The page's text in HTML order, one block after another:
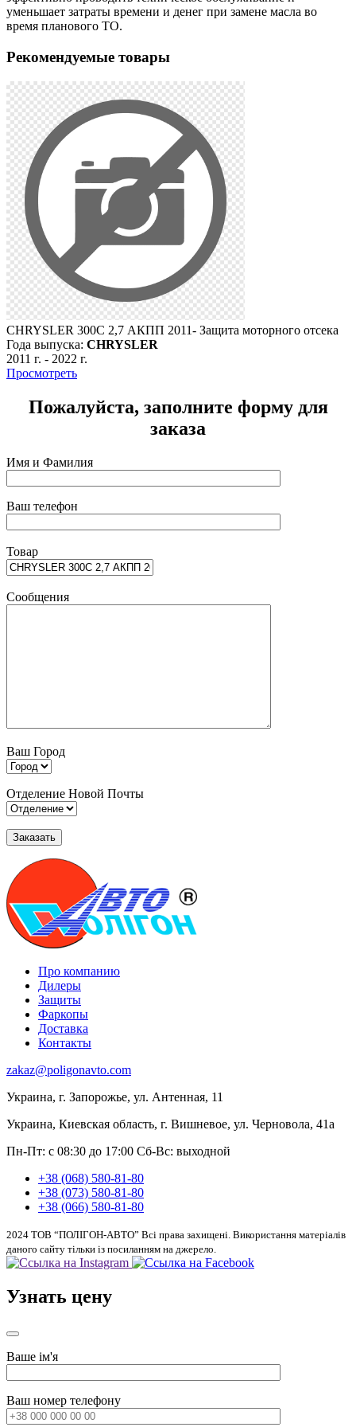
уменьшает затраты времени и денег при замене масла во
время планового ТО.
Рекомендуемые товары
CHRYSLER 300C 2,7 АКПП 2011- Защита моторного отсека
Года выпуска: CHRYSLER
2011 г. - 2022 г.
Просмотреть
Пожалуйста, заполните форму для
заказа
Имя и Фамилия
Ваш телефон
Товар
Сообщения
Ваш Город
Отделение Новой Почты
Про компанию
Дилеры
Защиты
Фаркопы
Доставка
Контакты
zakaz@poligonavto.com
Украина, г. Запорожье, ул. Антенная, 11
Украина, Киевская область, г. Вишневое, ул. Черновола, 41а
Пн-Пт: с 08:30 до 17:00 Сб-Вс: выходной
+38 (068) 580-81-80
+38 (073) 580-81-80
+38 (066) 580-81-80
2024 ТОВ “ПОЛІГОН-АВТО” Всі права захищені. Використання матеріалів
даного сайту тільки із посиланням на джерело.
Узнать цену
Ваше ім'я
Ваш номер телефону